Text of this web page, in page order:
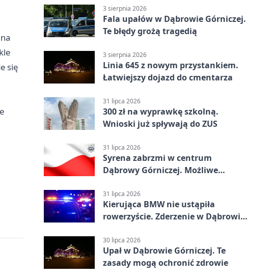
się
3 sierpnia 2026
Fala upałów w Dąbrowie Górniczej.
Te błędy grożą tragedią
3 sierpnia 2026
Linia 645 z nowym przystankiem.
Łatwiejszy dojazd do cmentarza
31 lipca 2026
300 zł na wyprawkę szkolną.
Wnioski już spływają do ZUS
31 lipca 2026
Syrena zabrzmi w centrum
Dąbrowy Górniczej. Możliwe
31 lipca 2026
Kierująca BMW nie ustąpiła
rowerzyście. Zderzenie w Dąbrowie
30 lipca 2026
Upał w Dąbrowie Górniczej. Te
zasady mogą ochronić zdrowie